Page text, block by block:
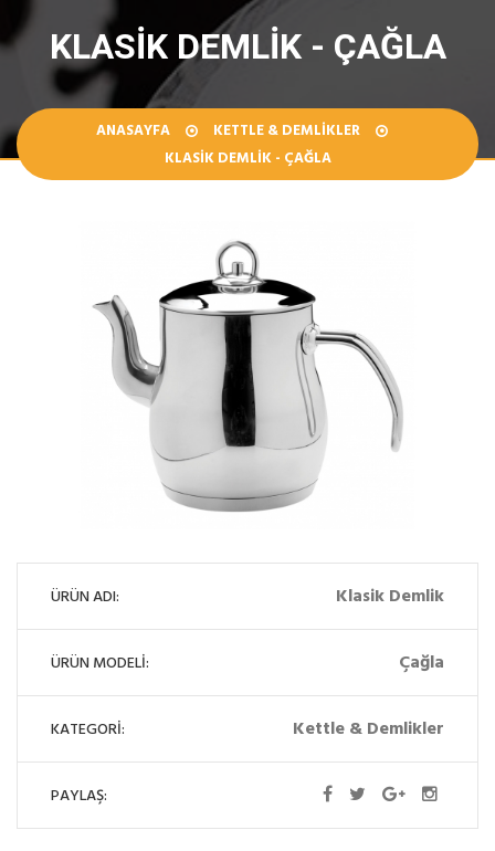
KLASIK DEMLIK - ÇAĞLA
ANASAYFA
KETTLE & DEMLIKLER
KLASIK DEMLIK - ÇAĞLA
ÜRÜN ADI: Klasik Demlik
ÜRÜN MODELİ: Çağla
KATEGORİ: Kettle & Demlikler
PAYLAŞ: